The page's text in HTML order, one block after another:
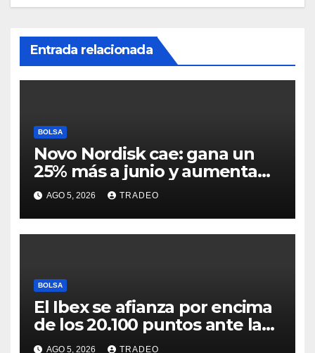
Entrada relacionada
BOLSA
Novo Nordisk cae: gana un
25% más a junio y aumenta
previsiones, pero no
convence
AGO 5, 2026 TRADEO
BOLSA
El Ibex se afianza por encima
de los 20.100 puntos ante las
esperanzas sobre Ormuz
AGO 5, 2026 TRADEO